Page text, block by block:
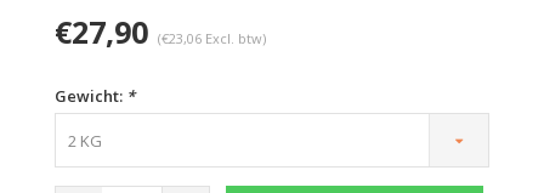
€27,90 (€23,06 Excl. btw)
Gewicht: *
2 KG